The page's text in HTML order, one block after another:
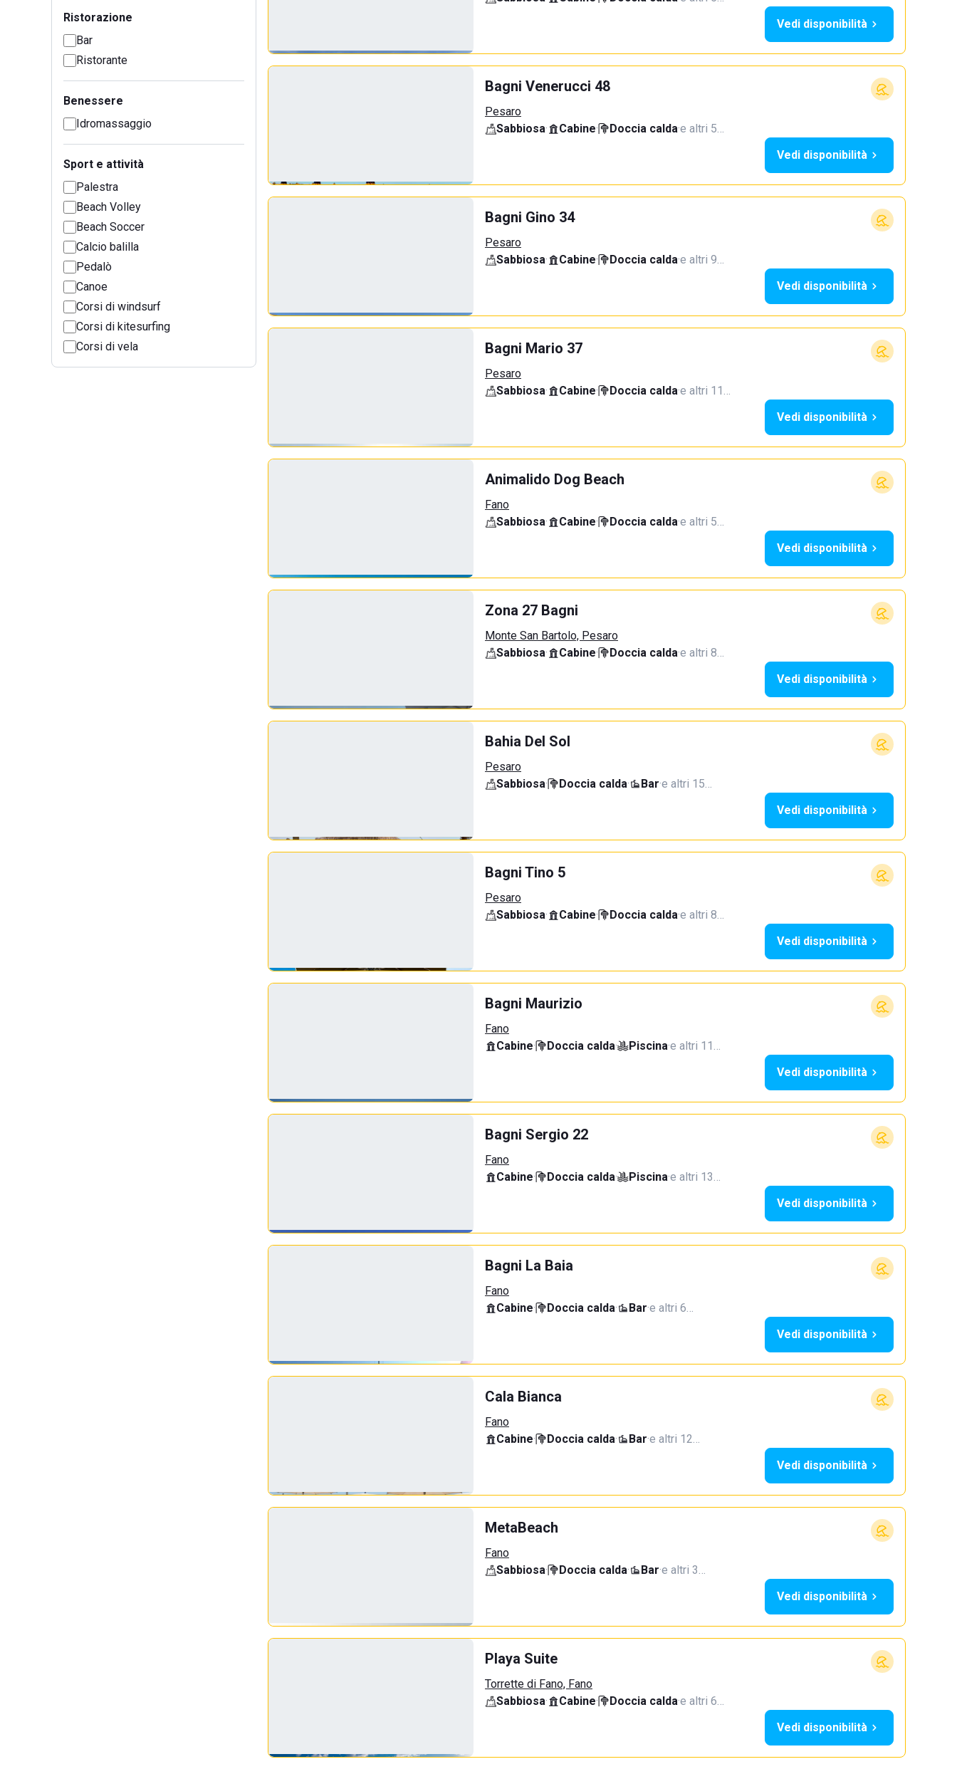
Ristorazione
Bar
Ristorante
Benessere
Idromassaggio
Sport e attività
Palestra
Beach Volley
Beach Soccer
Calcio balilla
Pedalò
Canoe
Corsi di windsurf
Corsi di kitesurfing
Corsi di vela
Vedi disponibilità
Bagni Venerucci 48
Pesaro
Sabbiosa· Cabine· Doccia calda·e altri 5…
Vedi disponibilità
Bagni Gino 34
Pesaro
Sabbiosa· Cabine· Doccia calda·e altri 9…
Vedi disponibilità
Bagni Mario 37
Pesaro
Sabbiosa· Cabine· Doccia calda·e altri 11…
Vedi disponibilità
Animalido Dog Beach
Fano
Sabbiosa· Cabine· Doccia calda·e altri 5…
Vedi disponibilità
Zona 27 Bagni
Monte San Bartolo, Pesaro
Sabbiosa· Cabine· Doccia calda·e altri 8…
Vedi disponibilità
Bahia Del Sol
Pesaro
Sabbiosa· Doccia calda· Bar·e altri 15…
Vedi disponibilità
Bagni Tino 5
Pesaro
Sabbiosa· Cabine· Doccia calda·e altri 8…
Vedi disponibilità
Bagni Maurizio
Fano
Cabine· Doccia calda· Piscina·e altri 11…
Vedi disponibilità
Bagni Sergio 22
Fano
Cabine· Doccia calda· Piscina·e altri 13…
Vedi disponibilità
Bagni La Baia
Fano
Cabine· Doccia calda· Bar·e altri 6…
Vedi disponibilità
Cala Bianca
Fano
Cabine· Doccia calda· Bar·e altri 12…
Vedi disponibilità
MetaBeach
Fano
Sabbiosa· Doccia calda· Bar·e altri 3…
Vedi disponibilità
Playa Suite
Torrette di Fano, Fano
Sabbiosa· Cabine· Doccia calda·e altri 6…
Vedi disponibilità